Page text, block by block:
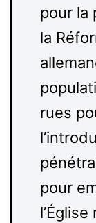
pour la
la
rues
pour